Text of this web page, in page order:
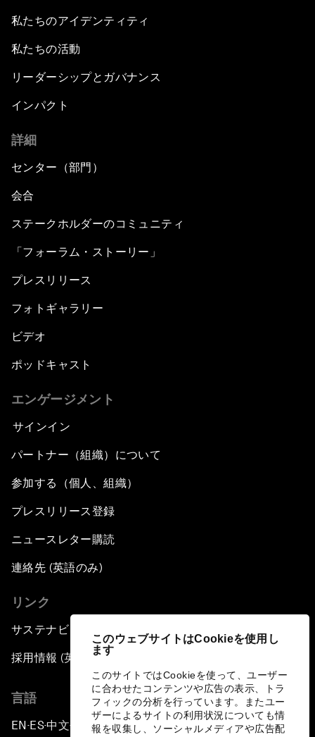
このウェブサイトはCookieを使用し
ます
このサイトではCookieを使って、ユーザー
に合わせたコンテンツや広告の表示、トラ
フィックの分析を行っています。またユー
ザーによるサイトの利用状況についても情
報を収集し、ソーシャルメディアや広告配
私たちのアイデンティティ
私たちの活動
リーダーシップとガバナンス
インパクト
詳細
センター（部門）
会合
ステークホルダーのコミュニティ
「フォーラム・ストーリー」
プレスリリース
フォトギャラリー
ビデオ
ポッドキャスト
エンゲージメント
サインイン
パートナー（組織）について
参加する（個人、組織）
プレスリリース登録
ニュースレター購読
連絡先 (英語のみ)
リンク
サステナビリティへの取り組み
採用情報 (英語のみ)
言語
EN ▪ES▪中文▪ 日本語